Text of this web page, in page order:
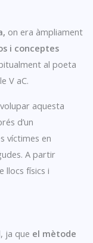
on era àmpliament
i conceptes
al poeta
V aC.
aquesta
d’un
víctimes en
A partir
llocs físics i
ja que el mètode